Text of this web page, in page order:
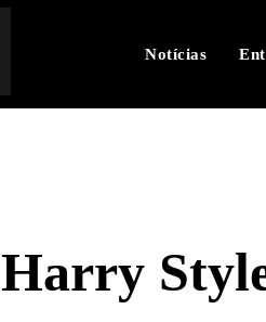
Notícias
Harry